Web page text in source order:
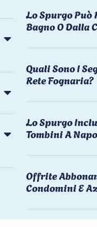
Lo Spurgo
Bagno O Dalla
Quali Sono I
Rete Fognaria?
Lo Spurgo
Tombini A
Offrite
Condomini E